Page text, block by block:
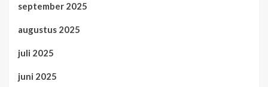
september 2025
augustus 2025
juli 2025
juni 2025